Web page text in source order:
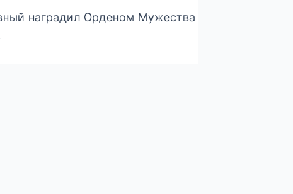
наградил Орденом Мужества